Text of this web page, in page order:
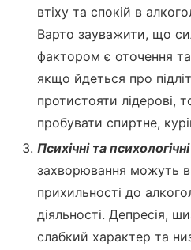
втіху та спокій в
Варто зауважити, що
фактором є оточення
якщо йдеться про
протистояти лідерові,
пробувати спиртне,
Психічні та
захворювання можуть
прихильності до
діяльності. Депресія,
слабкий характер та